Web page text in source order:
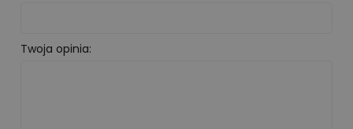
Twoja opinia: